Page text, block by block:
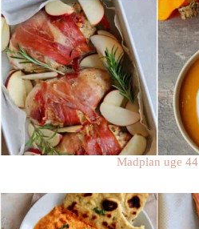
Madplan uge 44